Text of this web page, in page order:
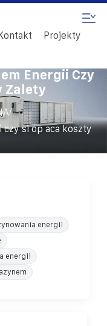
Kontakt
Projekty
Energii Czy
Zalety
/
si op aca koszty
energii
energii